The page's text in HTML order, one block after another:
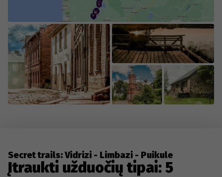
Secret trails: Vidrizi - Limbazi - Puikule
Įtraukti užduočių tipai: 5